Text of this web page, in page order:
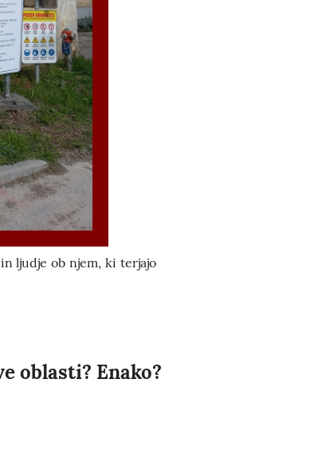
ljudje ob njem, ki terjajo
oblasti? Enako?